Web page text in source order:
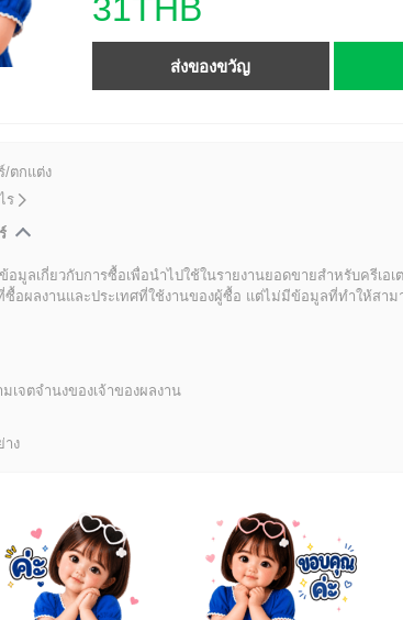
31THB
ส่งของขวัญ
/ตกแต่ง
ร
อมูลเกี่ยวกับการซื้อเพื่อนำไปใช้ในรายงานยอดขายสำหรับครีเอเ
อผลงานและประเทศที่ใช้งานของผู้ซื้อ แต่ไม่มีข้อมูลที่ทำให้สาม
เจตจำนงของเจ้าของผลงาน
าง